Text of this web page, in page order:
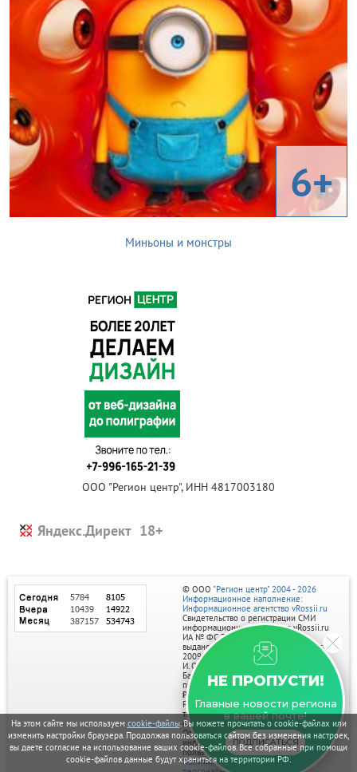
На этом сайте мы используем cookie-файлы. Вы можете прочитать о cookie-файлах или
изменить настройки браузера. Продолжая пользоваться сайтом без изменения настроек,
вы даете согласие на использование ваших cookie-файлов. Все собранные при помощи
cookie-файлов данные будут храниться на территории РФ.
6+
Миньоны и монстры
ООО "Регион центр", ИНН 4817003180
Яндекс.Директ
НЕ ПРОПУСТИ!
Главные новости региона
в вашей почте!
ПОДПИСАТЬСЯ
© ООО "Регион центр" 2004 - 2026
Информационное наполнение:
Информационное агентство vRossii.ru
Свидетельство о регистрации СМИ
информационного агентства vRossii.ru
ИА № ФС 77‑35502
выдано РОСКОМНАДЗОРом 04 марта
2009г.
И. О. Главного редактора Нарыков А. Н.
Баннеры на портале размещаются на
правах рекламы.
Реклама на портале:
Рекламное агентство "Умный маркетинг"
тел. 7-910-267-70-40,
email: umnyy.marketing@yandex.ru
Отдельные публикации могут содержать
информацию, не предназначенную для
пользователей до 18 лет.
Политика в отношении обработки